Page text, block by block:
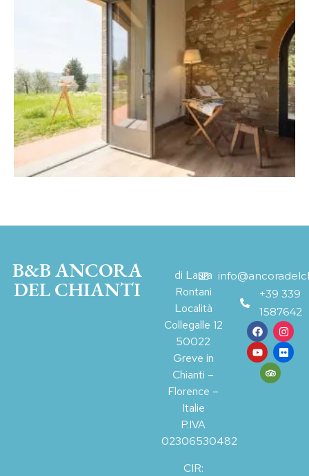
B&B ANCORA
DEL CHIANTI
di Laura
Rontani
Località
Collegalle 12
50022
Greve in
Chianti –
Florence –
Italie
P.IVA
02306530482
CIR:
+39 339
1587642